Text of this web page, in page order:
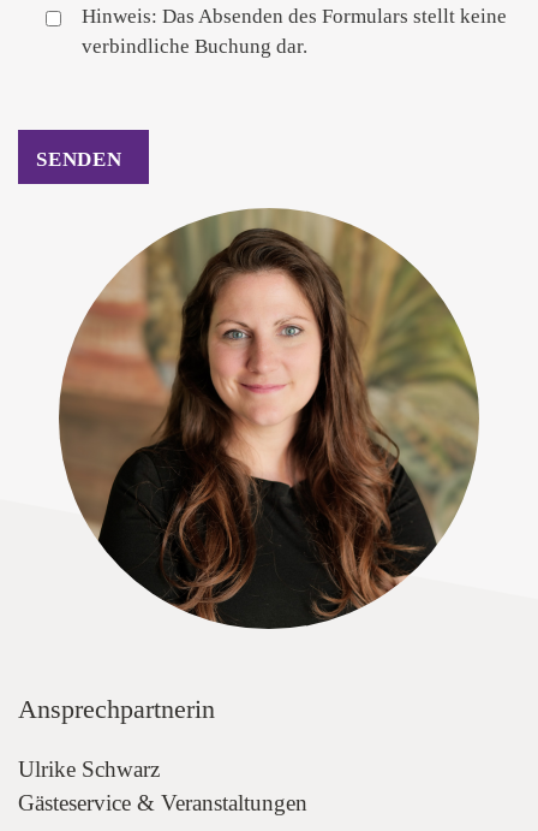
Hinweis: Das Absenden des Formulars stellt keine
verbindliche Buchung dar.
Ansprechpartnerin
Ulrike Schwarz
Gästeservice & Veranstaltungen